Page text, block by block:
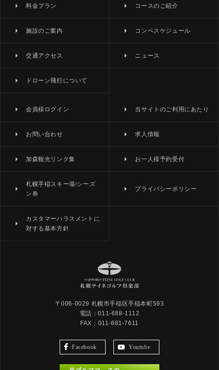
料金プラン コースのご紹介
施設のご案内 コンペスケジュール
交通アクセス ニュース
ドローン飛行について
会員様ログイン 当サイトのご利用にあたり
お問い合わせ 求人情報
加森観光リンク集 お一人様予約受付
札幌手稲スキー場/シーズ
ン券
プライバシーポリシー
カスタマーハラスメントに
対する基本方針
〒006-0029 札幌市手稲区手稲本町593
電話：011-688-1112
FAX：011-681-7611
Facebook Youtube